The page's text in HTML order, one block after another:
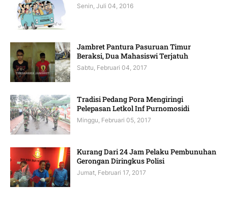
Senin, Juli 04, 2016
Jambret Pantura Pasuruan Timur
Beraksi, Dua Mahasiswi Terjatuh
Sabtu, Februari 04, 2017
Tradisi Pedang Pora Mengiringi
Pelepasan Letkol Inf Purnomosidi
Minggu, Februari 05, 2017
Kurang Dari 24 Jam Pelaku Pembunuhan
Gerongan Diringkus Polisi
Jumat, Februari 17, 2017